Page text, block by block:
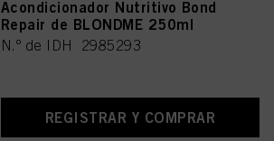
Acondicionador Nutritivo Bond
Repair de BLONDME 250ml
N.º de IDH 2985293
REGISTRAR Y COMPRAR